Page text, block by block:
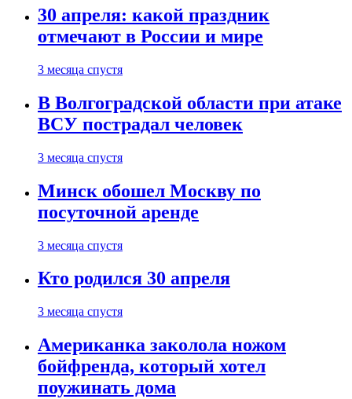
30 апреля: какой праздник
отмечают в России и мире
3 месяца спустя
В Волгоградской области при атаке
ВСУ пострадал человек
3 месяца спустя
Минск обошел Москву по
посуточной аренде
3 месяца спустя
Кто родился 30 апреля
3 месяца спустя
Американка заколола ножом
бойфренда, который хотел
поужинать дома